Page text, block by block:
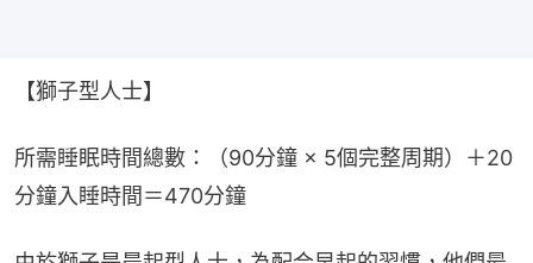
【獅子型人士】
所需睡眠時間總數：（90分鐘 × 5個完整周期）＋20
分鐘入睡時間＝470分鐘